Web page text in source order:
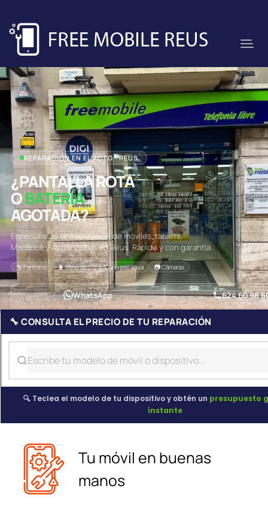
REPARACIÓN EN EL ACTO · REUS
¿PANTALLA ROTA
OBATERÍA
AGOTADA?
Especialistas en reparación de móviles, tablets,
MacBook y Apple Watch en Reus. Rápido y con garantía.
🔧 Pantallas 🔋 Baterías 💧 Daño por agua 📷 Cámaras
WhatsApp 624 60 98
🔧 CONSULTA EL PRECIO DE TU REPARACIÓN
🔍 Teclea el modelo de tu dispositivo y obtén un presupuesto
instante
Tu móvil en buenas
manos